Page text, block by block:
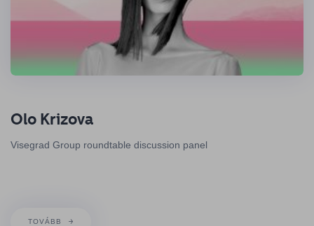
Olo Krizova
Visegrad Group roundtable discussion panel
TOVÁBB